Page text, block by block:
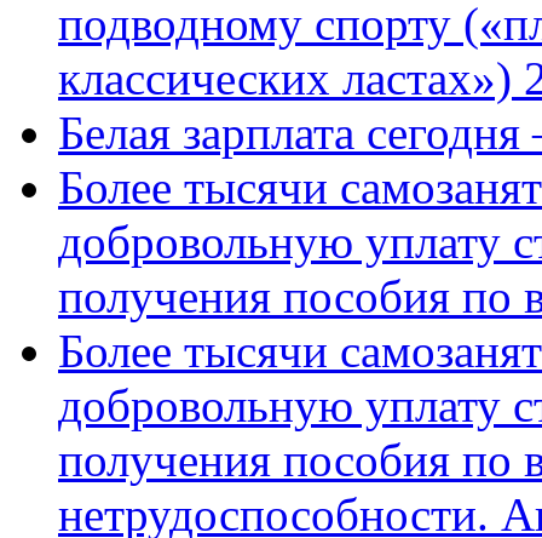
подводному спорту
классических ластах»)
Белая зарплата
Более тысячи
добровольную уплату
получения пособия по
Более тысячи
добровольную уплату
получения пособия по
нетрудоспособности.